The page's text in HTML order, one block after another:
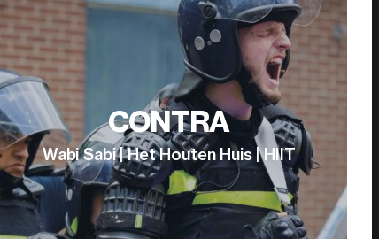
CONTRA
Wabi Sabi | Het Houten Huis | HIIT